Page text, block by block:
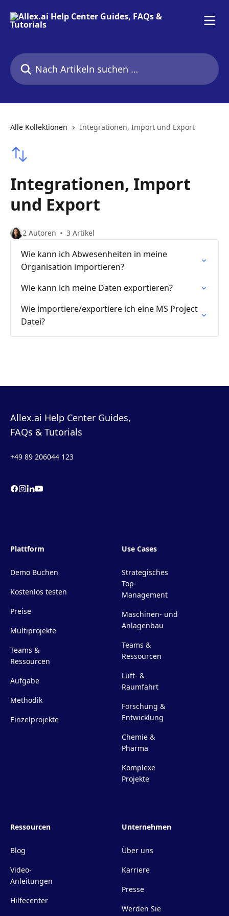
Nach Artikeln suchen …
Alle Kollektionen Integrationen, Import und Export
Integrationen, Import
und Export
2 Autoren 3 Artikel
Wie kann ich Abwesenheiten in meine
Organisation importieren?
Wie kann ich meine Daten exportieren?
Wie importiere/exportiere ich eine MS Project
Datei?
Allex.ai Help Center Guides,
FAQs & Tutorials
+49 89 206044 123
Plattform
Demo Buchen
Kostenlos testen
Preise
Multiprojekte
Teams &
Ressourcen
Aufgabe
Methodik
Einzelprojekte
Use Cases
Strategisches
Top-
Management
Maschinen- und
Anlagenbau
Teams &
Ressourcen
Luft- &
Raumfahrt
Forschung &
Entwicklung
Chemie &
Pharma
Komplexe
Projekte
Ressourcen
Blog
Video-
Anleitungen
Hilfecenter
Unternehmen
Über uns
Karriere
Presse
Werden Sie